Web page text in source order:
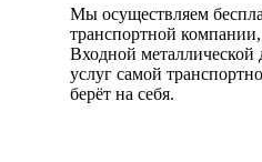
Мы осуществляем
транспортной
Входной металлической
услуг самой
берёт на себя.